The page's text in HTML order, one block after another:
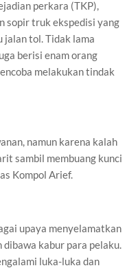
perkara (TKP),
sopir truk ekspedisi yang
tol. Tidak lama
berisi enam orang
melakukan tindak
namun karena kalah
sambil membuang kunci
Kompol Arief.
upaya menyelamatkan
kabur para pelaku.
luka-luka dan